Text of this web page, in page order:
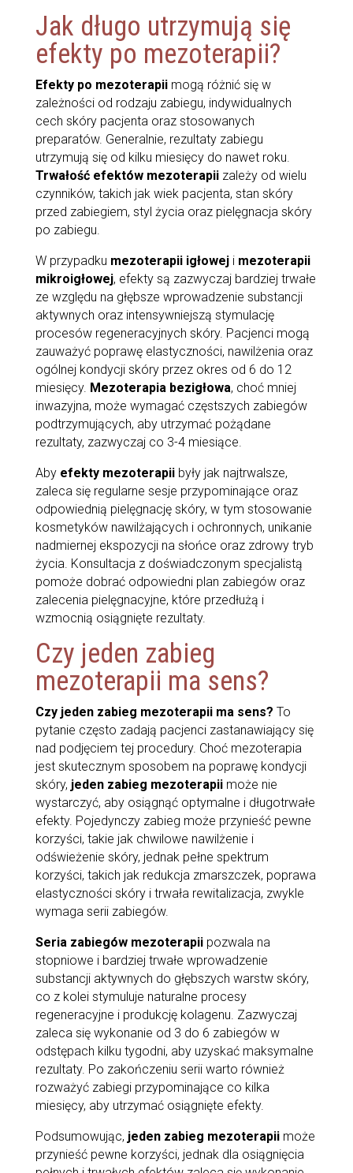
Jak długo utrzymują się
efekty po mezoterapii?
Efekty po mezoterapiimogą różnić się w
zależności od rodzaju zabiegu, indywidualnych
cech skóry pacjenta oraz stosowanych
preparatów. Generalnie, rezultaty zabiegu
utrzymują się od kilku miesięcy do nawet roku.
Trwałość efektów mezoterapiizależy od wielu
czynników, takich jak wiek pacjenta, stan skóry
przed zabiegiem, styl życia oraz pielęgnacja skóry
po zabiegu.
W przypadku mezoterapii igłoweji mezoterapii
mikroigłowej, efekty są zazwyczaj bardziej trwałe
ze względu na głębsze wprowadzenie substancji
aktywnych oraz intensywniejszą stymulację
procesów regeneracyjnych skóry. Pacjenci mogą
zauważyć poprawę elastyczności, nawilżenia oraz
ogólnej kondycji skóry przez okres od 6 do 12
miesięcy. Mezoterapia bezigłowa, choć mniej
inwazyjna, może wymagać częstszych zabiegów
podtrzymujących, aby utrzymać pożądane
rezultaty, zazwyczaj co 3-4 miesiące.
Aby efekty mezoterapiibyły jak najtrwalsze,
zaleca się regularne sesje przypominające oraz
odpowiednią pielęgnację skóry, w tym stosowanie
kosmetyków nawilżających i ochronnych, unikanie
nadmiernej ekspozycji na słońce oraz zdrowy tryb
życia. Konsultacja z doświadczonym specjalistą
pomoże dobrać odpowiedni plan zabiegów oraz
zalecenia pielęgnacyjne, które przedłużą i
wzmocnią osiągnięte rezultaty.
Czy jeden zabieg
mezoterapii ma sens?
Czy jeden zabieg mezoterapii ma sens? To
pytanie często zadają pacjenci zastanawiający się
nad podjęciem tej procedury. Choć mezoterapia
jest skutecznym sposobem na poprawę kondycji
skóry, jeden zabieg mezoterapiimoże nie
wystarczyć, aby osiągnąć optymalne i długotrwałe
efekty. Pojedynczy zabieg może przynieść pewne
korzyści, takie jak chwilowe nawilżenie i
odświeżenie skóry, jednak pełne spektrum
korzyści, takich jak redukcja zmarszczek, poprawa
elastyczności skóry i trwała rewitalizacja, zwykle
wymaga serii zabiegów.
Seria zabiegów mezoterapiipozwala na
stopniowe i bardziej trwałe wprowadzenie
substancji aktywnych do głębszych warstw skóry,
co z kolei stymuluje naturalne procesy
regeneracyjne i produkcję kolagenu. Zazwyczaj
zaleca się wykonanie od 3 do 6 zabiegów w
odstępach kilku tygodni, aby uzyskać maksymalne
rezultaty. Po zakończeniu serii warto również
rozważyć zabiegi przypominające co kilka
miesięcy, aby utrzymać osiągnięte efekty.
Podsumowując, jeden zabieg mezoterapiimoże
przynieść pewne korzyści, jednak dla osiągnięcia